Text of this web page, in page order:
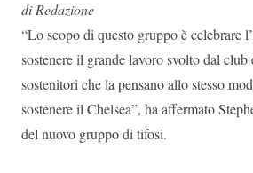
di Redazione
“Lo scopo di questo gruppo è celebrare
sostenere il grande lavoro svolto dal
sostenitori che la pensano allo stesso
sostenere il Chelsea”, ha affermato
del nuovo gruppo di tifosi.